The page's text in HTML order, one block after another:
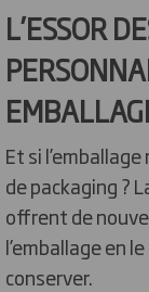
L’ESSOR
Et si
de packaging ?
offrent de
l’emballage en
conserver.